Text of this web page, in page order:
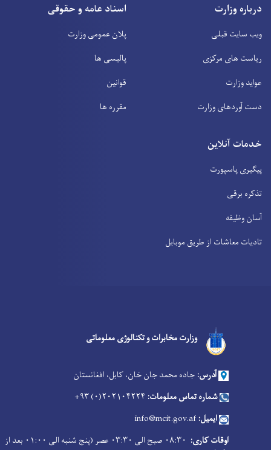
درباره وزارت
ویب سایت قبلی
ریاست های مرکزی
عواید وزارت
دست آوردهای وزارت
اسناد عامه و حقوقی
پلان عمومی وزارت
پالیسی ها
قوانین
مقرره ها
خدمات آنلاین
پیگیری پاسپورت
تذکره برقی
آسان وظیفه
تادیات معاشات از طریق موبایل
وزارت مخابرات و تکنالوژی معلوماتی
آدرس: جاده محمد جان خان، کابل، افغانستان
شماره تماس معلومات:
ایمیل: info@mcit.gov.af
اوقات کاری:
۰۸:۳۰ صبح الی ۰۳:۳۰ عصر (پنج شنبه الی ۰۱:۰۰ بعد از